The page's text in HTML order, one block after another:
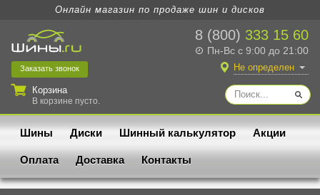
Онлайн магазин по продаже шин и дисков
8 (800) 333 15 60
Пн-Вс с 9:00 до 21:00
Заказать звонок
Корзина
В корзине пусто.
Не определен
Шины Диски Шинный калькулятор Акции
Оплата Доставка Контакты